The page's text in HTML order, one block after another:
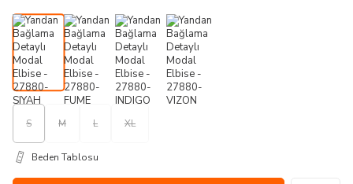
S M L XL
Beden Tablosu